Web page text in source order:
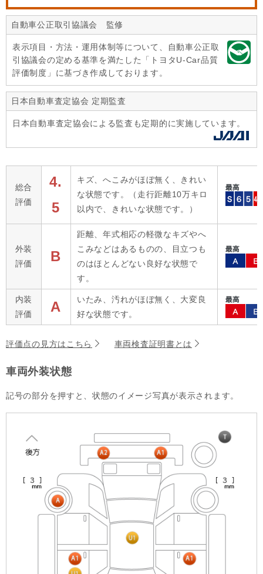
自動車公正取引協議会 監修
表示項目・方法・運用体制等について、自動車公正取
引協議会の定める基準を満たした「トヨタU-Car品質
評価制度」に基づき作成しております。
日本自動車査定協会 定期監査
日本自動車査定協会による監査も定期的に実施しています。
総合
評価
4.
5
キズ、へこみがほぼ無く、きれい
な状態です。（走行距離10万キロ
以内で、きれいな状態です。）
外装
評価
B
距離、年式相応の軽微なキズやへ
こみなどはあるものの、目立つも
のはほとんどない良好な状態で
す。
内装
評価
A
いたみ、汚れがほぼ無く、大変良
好な状態です。
評価点の見方はこちら 車両検査証明書とは
車両外装状態
記号の部分を押すと、状態のイメージ写真が表示されます。